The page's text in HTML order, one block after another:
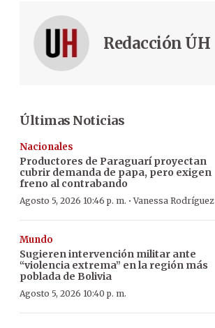
Redacción ÚH
Últimas Noticias
Nacionales
Productores de Paraguarí proyectan
cubrir demanda de papa, pero exigen
freno al contrabando
Agosto 5, 2026 10:46 p. m. ·Vanessa Rodríguez
Mundo
Sugieren intervención militar ante
“violencia extrema” en la región más
poblada de Bolivia
Agosto 5, 2026 10:40 p. m.